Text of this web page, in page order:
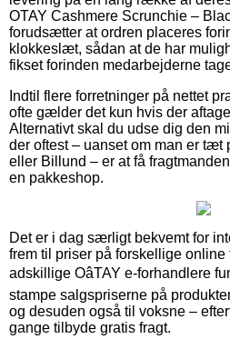
OTAY Cashmere Scrunchie –
forudsætter at ordren placeres
klokkeslæt, sådan at de har
fikset forinden medarbejderne
Indtil flere forretninger på nettet
ofte gælder det kun hvis der
Alternativt skal du udse dig den
der oftest – uanset om man er tæt
eller Billund – er at få
en pakkeshop.
Det er i dag særligt bekvemt for
frem til priser på forskellige
adskillige OâTAY e-forhandlere
stampe salgspriserne på
og desuden også til voksne –
gange tilbyde gratis fragt.